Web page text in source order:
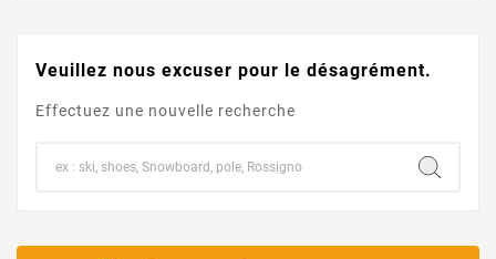
Veuillez nous excuser pour le désagrément.
Effectuez une nouvelle recherche